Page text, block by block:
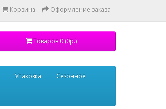
Корзина Оформление заказа
Товаров 0 (0р.)
Упаковка Сезонное